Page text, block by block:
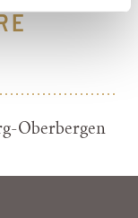
Oberbergen